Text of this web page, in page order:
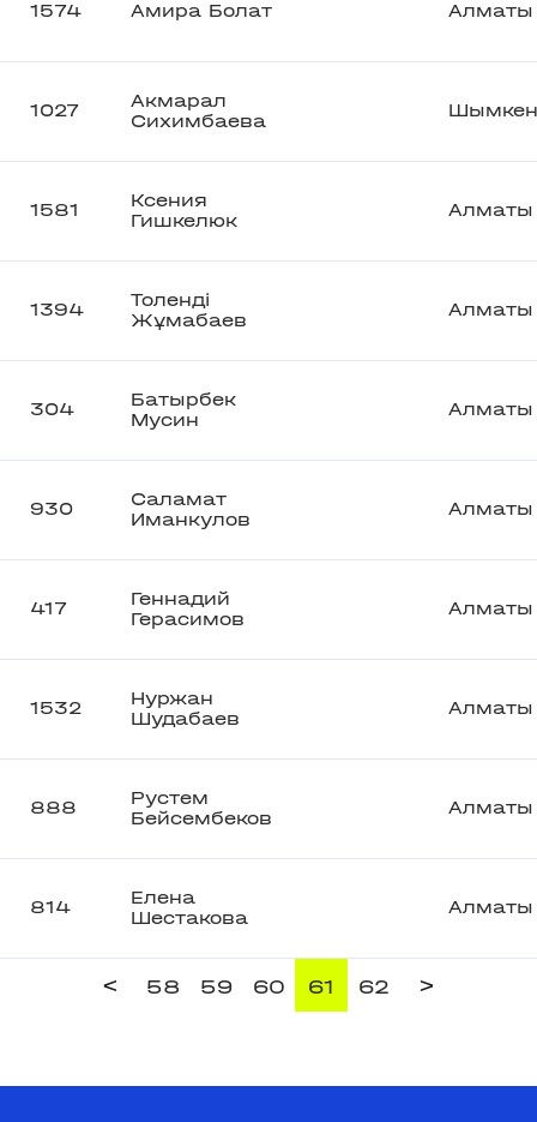
1574 Амира Болат Алматы
1027
Акмарал
Сихимбаева
1581
Ксения
Гишкелюк
Алматы
1394
Толенді
Жұмабаев
Алматы
304
Батырбек
Мусин
Алматы
930
Саламат
Иманкулов
Алматы
417
Геннадий
Герасимов
Алматы
1532
Нуржан
Шудабаев
Алматы
888
Рустем
Бейсембеков
Алматы
814
Елена
Шестакова
Алматы
< 58 59 60 61 62 >